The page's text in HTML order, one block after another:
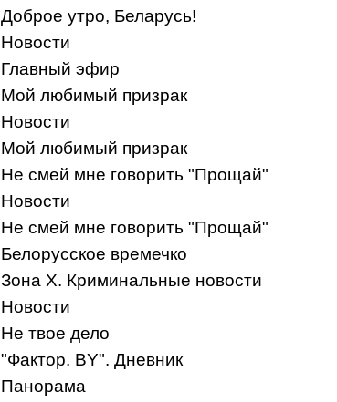
Доброе утро, Беларусь!
Новости
Главный эфир
Мой любимый призрак
Новости
Мой любимый призрак
Не смей мне говорить "Прощай"
Новости
Не смей мне говорить "Прощай"
Белорусское времечко
Зона Х. Криминальные новости
Новости
Не твое дело
"Фактор. BY". Дневник
Панорама